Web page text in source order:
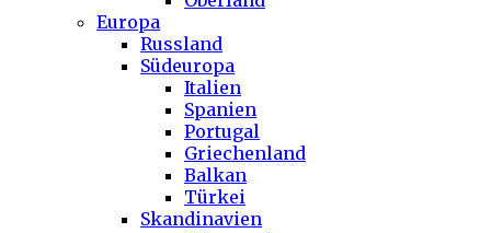
Europa
Russland
Südeuropa
Italien
Spanien
Portugal
Griechenland
Balkan
Türkei
Skandinavien